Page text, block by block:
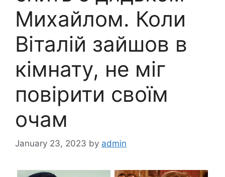
Михайлом. Коли
Віталій зайшов в
кімнату, не міг
повірити своїм
очам
January 23, 2023 by admin